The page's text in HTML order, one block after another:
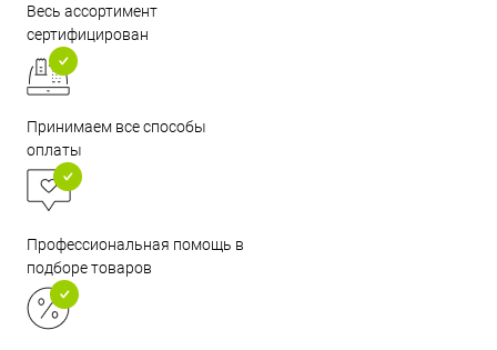
Весь ассортимент
сертифицирован
Принимаем все способы
оплаты
Профессиональная помощь в
подборе товаров